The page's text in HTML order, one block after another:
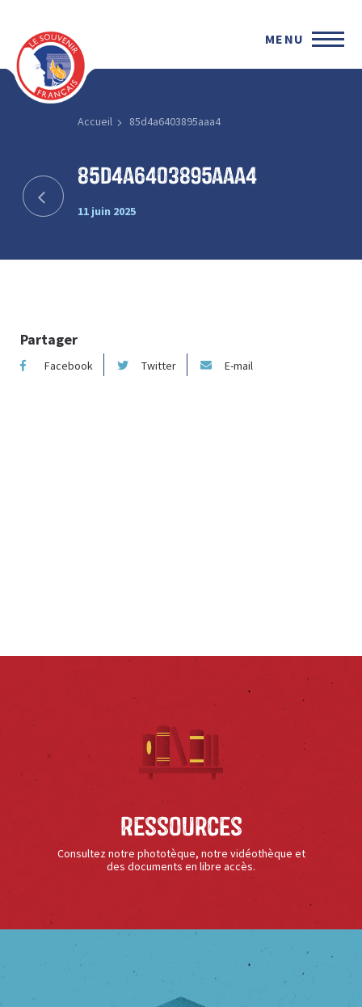
MENU
Accueil 85d4a6403895aaa4
85d4a6403895aaa4
11 juin 2025
Partager
Facebook Twitter E-mail
Ressources
Consultez notre phototèque, notre vidéothèque et
des documents en libre accès.